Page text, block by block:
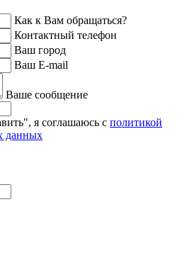
Как к Вам обращаться?
Контактный телефон
Ваш город
Ваш E-mail
Ваше сообщение
я соглашаюсь с политикой
данных